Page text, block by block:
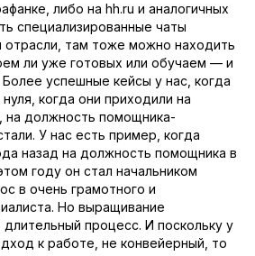
либо на hh.ru и аналогичных
специализированные чаты
отрасли, там тоже можно находить
ли уже готовых или обучаем — и
успешные кейсы у нас, когда
когда они приходили на
на должность помощника-
У нас есть пример, когда
назад на должность помощника в
году он стал начальником
в очень грамотного и
Но выращивание
процесс. И поскольку у
к работе, не конвейерный, то